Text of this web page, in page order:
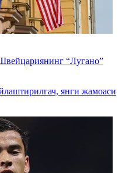
“Лугано”
янги жамоаси